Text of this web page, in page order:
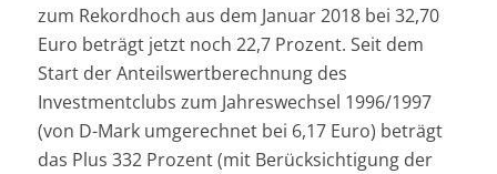
zum Rekordhoch aus dem Januar 2018 bei 32,70
Euro beträgt jetzt noch 22,7 Prozent. Seit dem
Start der Anteilswertberechnung des
Investmentclubs zum Jahreswechsel 1996/1997
(von D-Mark umgerechnet bei 6,17 Euro) beträgt
das Plus 332 Prozent (mit Berücksichtigung der